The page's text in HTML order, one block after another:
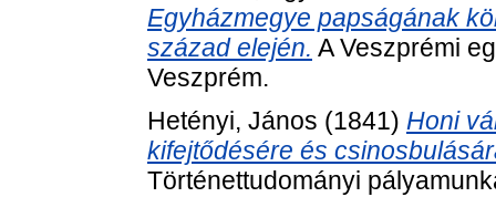
Egyházmegye papságának
század elején. A Veszprémi
Veszprém.
Hetényi, János (1841) Honi
kifejtődésére és
Történettudományi